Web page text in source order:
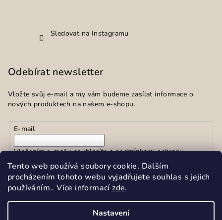
Tento web používá soubory cookie. Dalším
procházením tohoto webu vyjadřujete souhlas s jejich
používáním.. Více informacízde.
Nastavení
Sledovat na Instagramu
Odebírat newsletter
Vložte svůj e-mail a my vám budeme zasílat informace o
nových produktech na našem e-shopu.
E-mail
Vložením e-mailu souhlasíte spodmínkami ochrany
osobních údajů
Přihlásit se